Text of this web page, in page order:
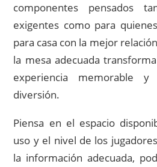
componentes pensados
exigentes como para
para casa con la mejor
la mesa adecuada
experiencia memorable
diversión.
Piensa en el espacio
uso y el nivel de los
la información adecuada,